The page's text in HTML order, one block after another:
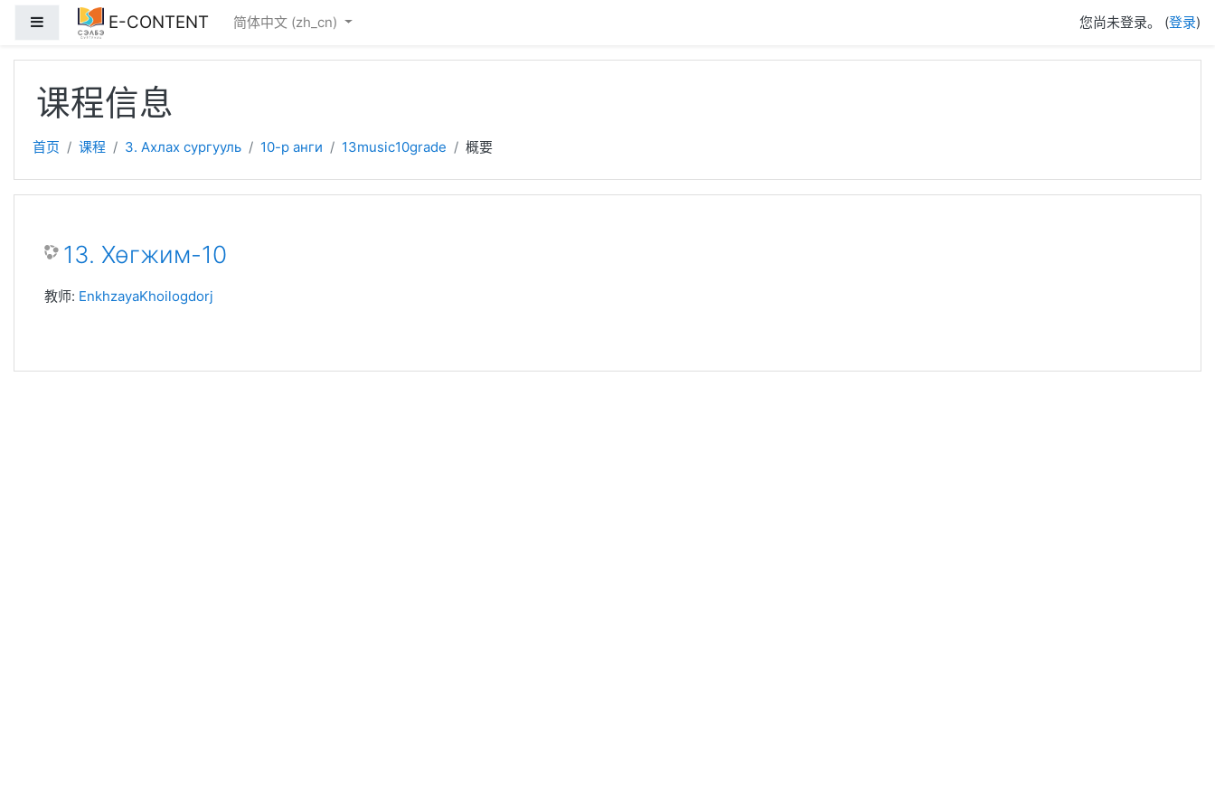
跳到主要内容
停靠面板 E-CONTENT 简体中文 ‎(zh_cn)‎ 您尚未登录。 (登录)
课程信息
首页 课程 3. Ахлах сургууль 10-р анги 13music10grade 概要
13. Хөгжим-10
教师: EnkhzayaKhoilogdorj